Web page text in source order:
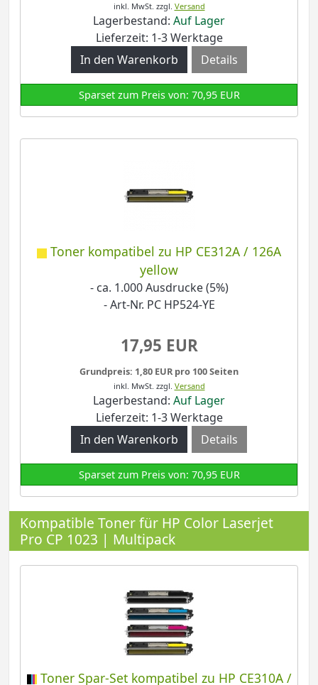
inkl. MwSt. zzgl. Versand
Lagerbestand: Auf Lager
Lieferzeit: 1-3 Werktage
Details
Sparset zum Preis von: 70,95 EUR
Toner kompatibel zu HP CE312A / 126A
yellow
- ca. 1.000 Ausdrucke (5%)
- Art-Nr. PC HP524-YE
17,95 EUR
Grundpreis: 1,80 EUR pro 100 Seiten
inkl. MwSt. zzgl. Versand
Lagerbestand: Auf Lager
Lieferzeit: 1-3 Werktage
Details
Sparset zum Preis von: 70,95 EUR
Kompatible Toner für HP Color Laserjet
Pro CP 1023 | Multipack
Toner Spar-Set kompatibel zu HP CE310A /